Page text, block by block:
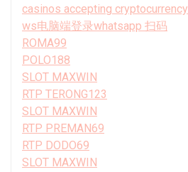
casinos accepting cryptocurrency
ws电脑端登录whatsapp 扫码
ROMA99
POLO188
SLOT MAXWIN
RTP TERONG123
SLOT MAXWIN
RTP PREMAN69
RTP DODO69
SLOT MAXWIN